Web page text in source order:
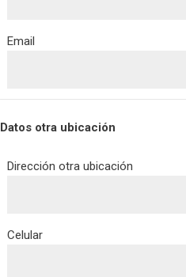
Email
Datos otra ubicación
Dirección otra ubicación
Celular